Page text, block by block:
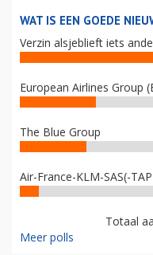
WAT IS EEN GOEDE
Verzin alsjeblieft iets
European Airlines Group
The Blue Group
Air-France-KLM-SAS(-
Totaal
Meer polls